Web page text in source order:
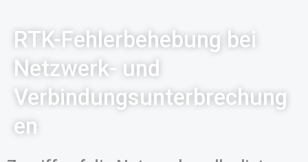
RTK-Fehlerbehebung bei
Netzwerk- und
Verbindungsunterbrechung
en